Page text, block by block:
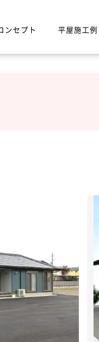
ンセプト 平屋施工例